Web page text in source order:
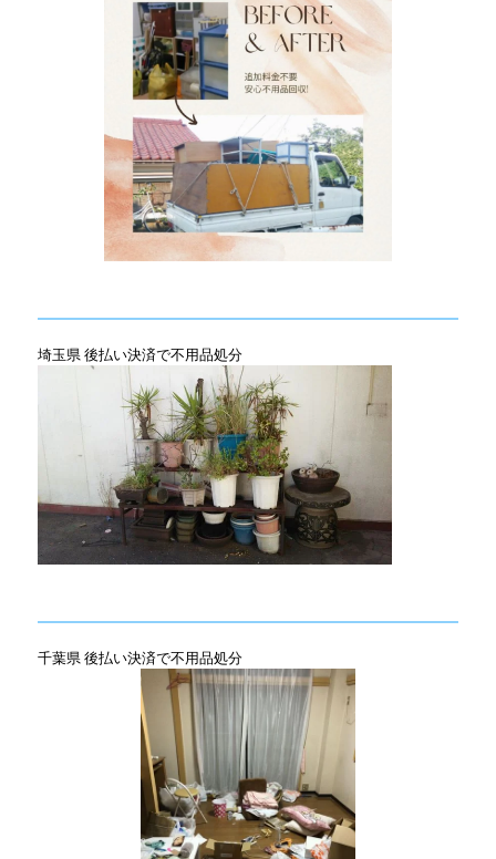
埼玉県 後払い決済で不用品処分
千葉県 後払い決済で不用品処分